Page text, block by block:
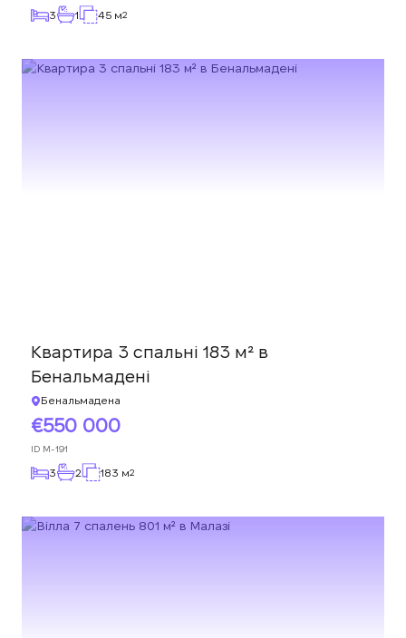
3 1 45 м2
Квартира 3 спальні 183 м² в
Бенальмадені
Бенальмадена
550 000
ID M-191
3 2 183 м2